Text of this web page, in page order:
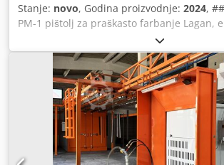
Stanje: novo, Godina proizvodnje: 2024,
PM-1 pištolj za praškasto farbanje Lagan,
savršeno izbalansiran sa profilisanom
količina praha i promjena programa
Keramička kaskada do 100.000 V za
tipova praha. Mlaznice nove generacije
penetraciju na složenim delovima.
sigurno držanje + provodljiva drška za
uzemljenje operatera. Materijali otporni
potpuno rastavljiva konstrukcija, zamenjiva
praha. Patentirano u EU i SAD. Polaritet: